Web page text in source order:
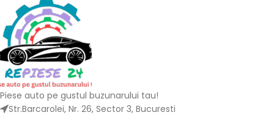
Piese auto pe gustul buzunarului tau!
Str.Barcarolei, Nr. 26, Sector 3, Bucuresti